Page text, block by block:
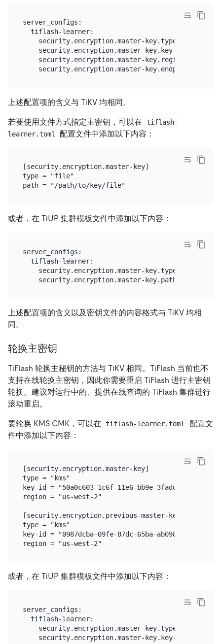
server_configs:
  tiflash-learner:
    security.encryption.master-key.type: "kms"
security.encryption.master-key.key-id:
security.encryption.master-key.region: "us-
上述配置项的含义与 TiKV 均相同。
若要使用文件方式指定主密钥，可以在
tiflash-
learner.toml
配置文件中添加以下内容：
[security.encryption.master-key]
type = "file"
或者，在 TiUP 集群模板文件中添加以下内容：
server_configs:
  tiflash-learner:
    security.encryption.master-key.type: "file"
上述配置项的含义以及密钥文件的内容格式与 TiKV 均相
同。
轮换主密钥
TiFlash 轮换主秘钥的方法与 TiKV 相同。TiFlash 当前也不
支持在线轮换主密钥，因此你需要重启 TiFlash 进行主密钥
轮换。建议对运行中的、提供在线查询的 TiFlash 集群进行
滚动重启。
要轮换 KMS CMK，可以在 tiflash-learner.toml
配置文
件中添加以下内容：
[security.encryption.master-key]
type = "kms"
key-id = "50a0c603-1c6f-11e6-bb9e-3fadde80ce75"
region = "us-west-2"
[security.encryption.previous-master-key]
type = "kms"
key-id = "0987dcba-09fe-87dc-65ba-ab0987654321"
或者，在 TiUP 集群模板文件中添加以下内容：
server_configs:
  tiflash-learner:
    security.encryption.master-key.type: "kms"
security.encryption.master-key.key-id: